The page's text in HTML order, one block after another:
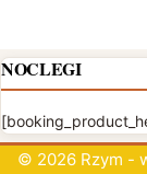
NOCLEGI
© 2026 Rzym -